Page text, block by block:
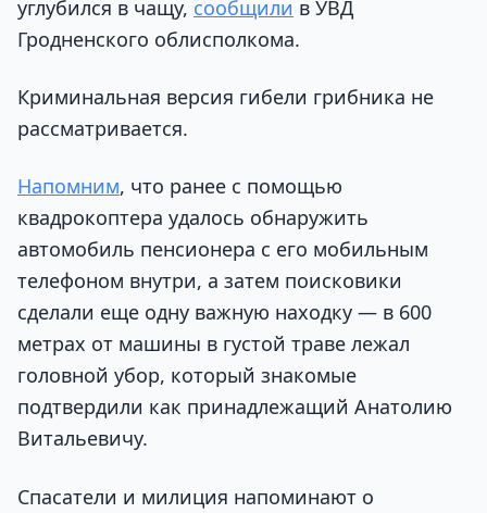
углубился в чащу, сообщили в УВД
Гродненского облисполкома.
Криминальная версия гибели грибника не
рассматривается.
Напомним, что ранее с помощью
квадрокоптера удалось обнаружить
автомобиль пенсионера с его мобильным
телефоном внутри, а затем поисковики
сделали еще одну важную находку — в 600
метрах от машины в густой траве лежал
головной убор, который знакомые
подтвердили как принадлежащий Анатолию
Витальевичу.
Спасатели и милиция напоминают о